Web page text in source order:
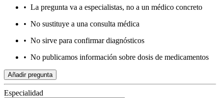
• La pregunta va a especialistas, no a un médico concreto
• No sustituye a una consulta médica
• No sirve para confirmar diagnósticos
• No publicamos información sobre dosis de medicamentos
Añadir pregunta
Especialidad